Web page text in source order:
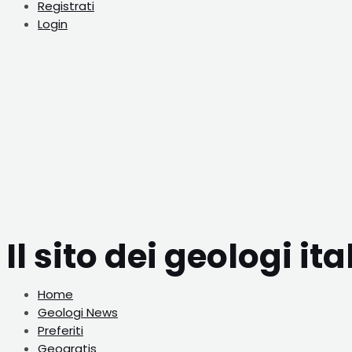
Registrati
Login
Il sito dei geologi
Home
Geologi News
Preferiti